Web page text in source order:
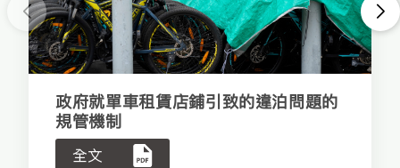
政府就單車租賃店鋪引致的違泊問題的
規管機制
全文
>